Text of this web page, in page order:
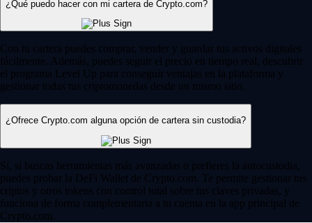
¿Qué puedo hacer con mi cartera de Crypto.com?
Con tu cartera puedes comprar, vender y guardar tus activos digitales
fácilmente. Además, puedes seguir el precio en tiempo real, descubrir
el programa Level Up para conseguir ventajas en la plataforma y
gestionar todas tus criptomonedas desde un mismo sitio.
¿Ofrece Crypto.com alguna opción de cartera sin custodia?
Sí, si buscas herramientas más avanzadas o prefieres la autocustodia,
puedes probar la DeFi Wallet de Crypto.com. Te permite gestionar tus
criptos y otros tokens con control total sobre tus claves privadas, y
funciona de forma complementaria a tu cuenta en la app principal de
Crypto.com.